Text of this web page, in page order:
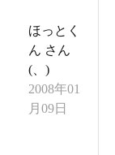
ほっとく
ん さん
(
)
2008年01
月09日